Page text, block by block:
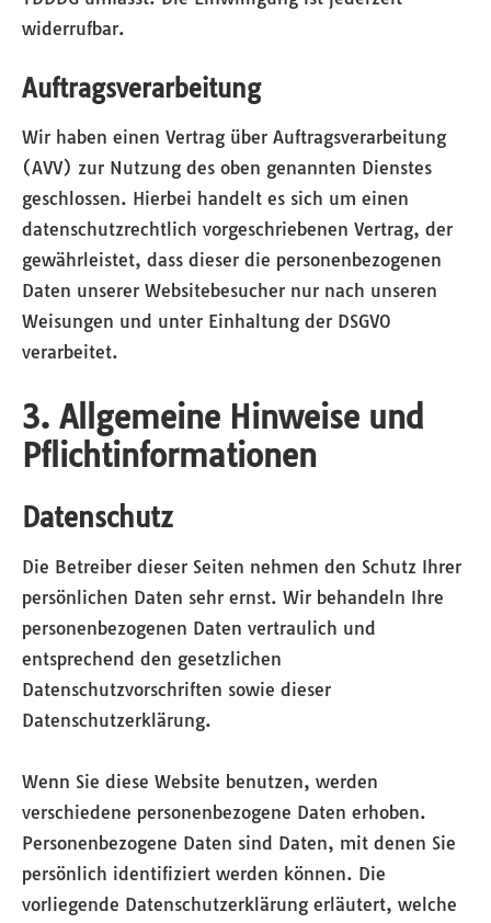
widerrufbar.
Auftragsverarbeitung
Wir haben einen Vertrag über Auftragsverarbeitung
(AVV) zur Nutzung des oben genannten Dienstes
geschlossen. Hierbei handelt es sich um einen
datenschutzrechtlich vorgeschriebenen Vertrag, der
gewährleistet, dass dieser die personenbezogenen
Daten unserer Websitebesucher nur nach unseren
Weisungen und unter Einhaltung der DSGVO
verarbeitet.
3. Allgemeine Hinweise und
Pflicht­informationen
Datenschutz
Die Betreiber dieser Seiten nehmen den Schutz Ihrer
persönlichen Daten sehr ernst. Wir behandeln Ihre
personenbezogenen Daten vertraulich und
entsprechend den gesetzlichen
Datenschutzvorschriften sowie dieser
Datenschutzerklärung.
Wenn Sie diese Website benutzen, werden
verschiedene personenbezogene Daten erhoben.
Personenbezogene Daten sind Daten, mit denen Sie
persönlich identifiziert werden können. Die
vorliegende Datenschutzerklärung erläutert, welche